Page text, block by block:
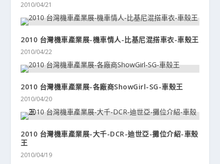
2010/04/21
2010 台灣機車產業展-機車情人-比基尼混搭車衣-車殼王
2010/04/22
2010 台灣機車產業展-各廠商ShowGirl-SG-車殼王
2010/04/20
2010 台灣機車產業展-大千-DCR-迪世亞-攤位介紹-車殼
王
2010/04/19